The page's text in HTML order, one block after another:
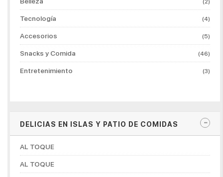
(2)
Tecnología (4)
Accesorios (5)
Snacks y Comida (46)
Entretenimiento (3)
DELICIAS EN ISLAS Y PATIO DE COMIDAS
AL TOQUE
AL TOQUE